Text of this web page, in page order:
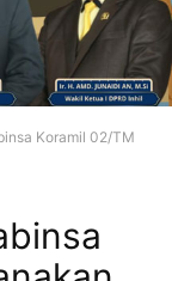
Koramil 02/TM